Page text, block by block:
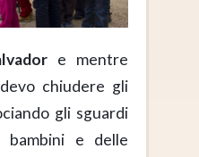
e mentre
chiudere gli
gli sguardi
e delle